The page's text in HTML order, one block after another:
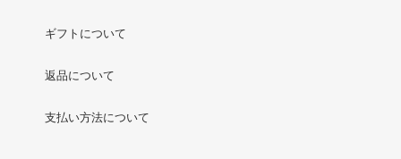
ギフトについて
返品について
支払い方法について